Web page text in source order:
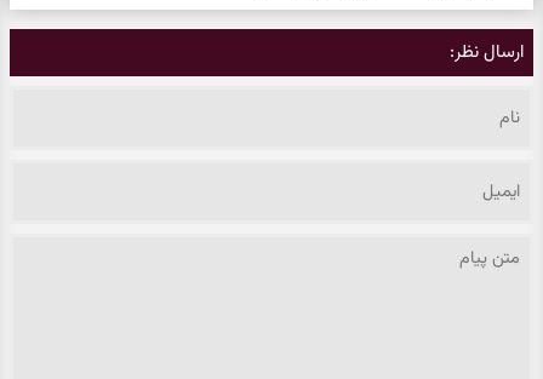
ارسال نظر: